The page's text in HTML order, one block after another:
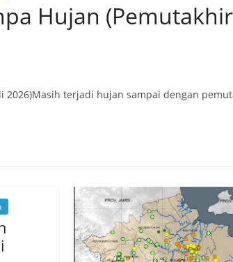
Hujan
2026)Masih terjadi hujan sampai dengan